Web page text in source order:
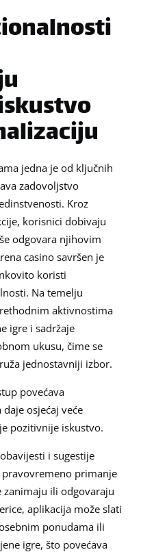
jedna je od ključnih
zadovoljstvo
Kroz
korisnici dobivaju
odgovara njihovim
casino savršen je
koristi
Na temelju
aktivnostima
igre i sadržaje
ukusu, čime se
jednostavniji izbor.
povećava
osjećaj veće
pozitivnije iskustvo.
i sugestije
primanje
ili odgovaraju
aplikacija može slati
ponudama ili
igre, što povećava